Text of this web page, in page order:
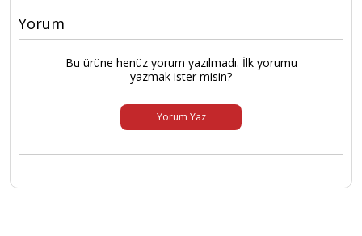
Yorum
Bu ürüne henüz yorum yazılmadı. İlk yorumu
yazmak ister misin?
Yorum Yaz